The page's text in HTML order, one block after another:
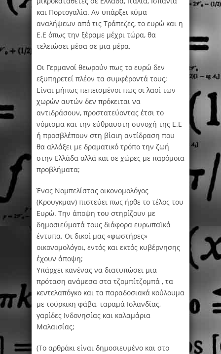
και Πορτογαλία. Αν υπάρξει κύμα
αναλήψεων από τις Τράπεζες, το ευρώ και η
Ε.Ε όπως την ξέραμε μέχρι τώρα, θα
τελειώσει μέσα σε μια μέρα.
Οι Γερμανοί θεωρούν πως το ευρώ δεν
εξυπηρετεί πλέον τα συμφέροντά τους;
Είναι μήπως πεπεισμένοι πως οι λαοί των
χωρών αυτών δεν πρόκειται να
αντιδράσουν, προστατεύοντας έτσι το
νόμισμα και την εύθραυστη συνοχή της Ε.Ε
ή προσβλέπουν στη βίαιη αντίδραση που
θα αλλάξει με δραματικό τρόπο την ζωή
στην Ελλάδα αλλά και σε χώρες με παρόμοια
προβλήματα;
Ένας Νομπελίστας οικονομολόγος
(Κρουγκμαν) πιστεύει πως ήρθε το τέλος του
Ευρώ. Την άποψη του στηρίζουν με
δημοσιεύματά τους διάφορα ευρωπαϊκά
έντυπα. Οι δικοί μας «φωστήρες»
οικονομολόγοι, εντός και εκτός κυβέρνησης
έχουν άποψη;
Υπάρχει κανένας να διατυπώσει μια
πρόταση ανάμεσα στα τζομπίτζομπά , τα
κεντελαπόγκο και τα παραδοσιακά κούλουμα
με τούρκικη φάβα, ταραμά Ισλανδίας,
γαρίδες Ινδονησίας και καλαμάρια
Μαλαισίας;
(Το αρθράκι είναι δημοσιευμένο και στο